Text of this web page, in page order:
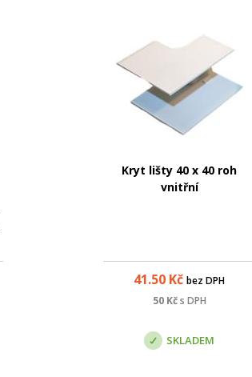
Kryt lišty 40 x 40 roh
vnitřní
41.50 Kč bez DPH
50Kčs DPH
SKLADEM